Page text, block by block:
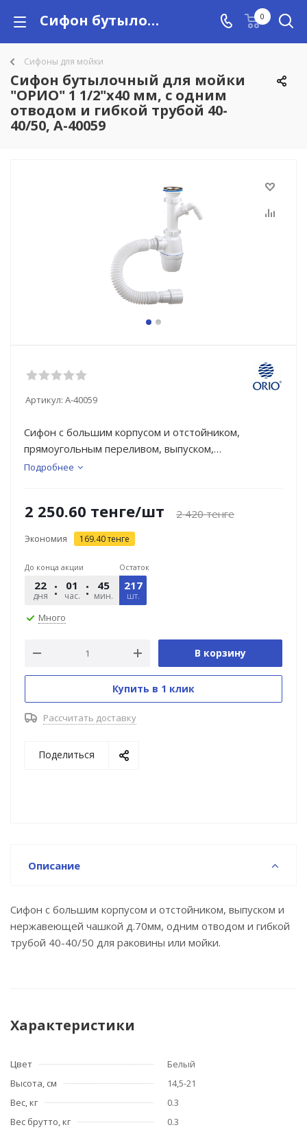
Сифон бутылочный для мойки "ОРИО" 1 1/2"х40 мм, с одним отводом и гибкой трубой 40-40/50, А-40059 купить в Алматы с доставкой по Казахстану, цены 0
Сифоны для мойки
Сифон бутылочный для мойки
"ОРИО" 1 1/2"х40 мм, с одним
отводом и гибкой трубой 40-
40/50, А-40059
Артикул: А-40059
Сифон с большим корпусом и отстойником,
прямоугольным переливом, выпуском,
нержавеющей чашкой д.70мм для мойки с
прямоугольной формы мойки. Необходим отвод в
канализацию.
Подробнее
2 250.60 тенге/шт 2 420тенге
Экономия 169.40тенге
До конца акции
22
дня
01
час.
45
мин.
29
сек.
Остаток
217
шт.
Много
В корзину
Купить в 1 клик
Рассчитать доставку
Поделиться
Описание
Сифон с большим корпусом и отстойником, выпуском и
нержавеющей чашкой д.70мм, одним отводом и гибкой
трубой 40-40/50 для раковины или мойки.
Характеристики
Цвет
Белый
Высота, см
14,5-21
Вес, кг
0.3
Вес брутто, кг
0.3